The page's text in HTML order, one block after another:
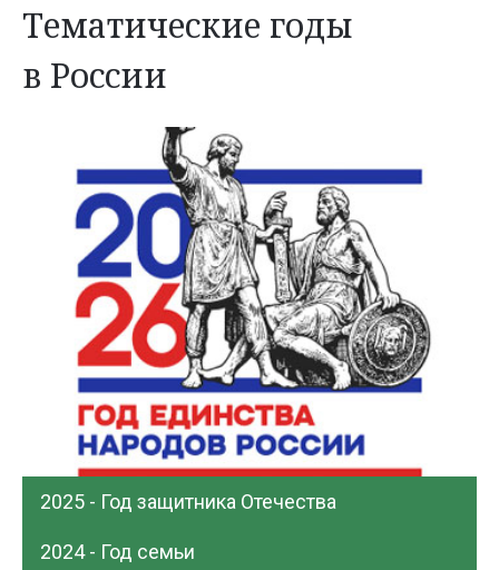
Тематические годы
в России
2025 - Год защитника Отечества
2024 - Год семьи